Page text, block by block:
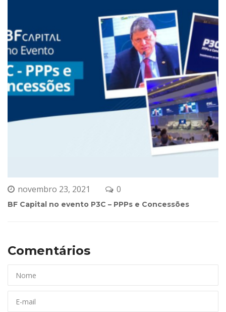
novembro 23, 2021 0
BF Capital no evento P3C – PPPs e Concessõe
Comentários